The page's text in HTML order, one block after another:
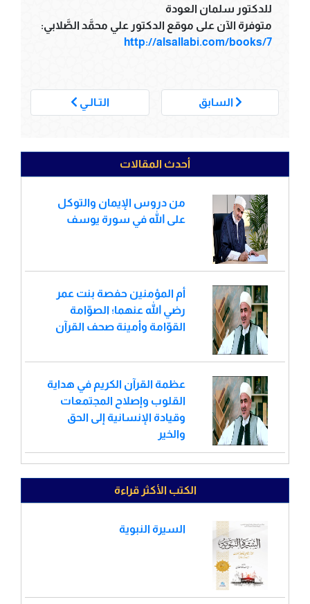
للدكتور سلمان العودة
متوفرة الآن على موقع الدكتور علي محمَّد الصَّلابي:
http://alsallabi.com/books/7
السابق التـالـي
أحدث المقالات
من دروس الإيمان والتوكل
على الله في سورة يوسف
أم المؤمنين حفصة بنت عمر
رضي الله عنهما؛ الصوّامة
القوّامة وأمينة صحف القرآن
عظمة القرآن الكريم في هداية
القلوب وإصلاح المجتمعات
وقيادة الإنسانية إلى الحق
والخير
الكتب الأكثر قراءة
السيرة النبوية